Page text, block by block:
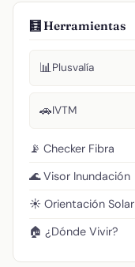
🧮 Herramientas
📊Plusvalía
🚗IVTM
📡 Checker Fibra
🌊 Visor Inundación
☀️ Orientación Solar
🏠 ¿Dónde Vivir?